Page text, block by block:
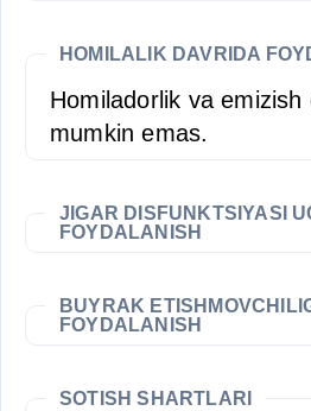
HOMILALIK DAVRIDA
Homiladorlik va emizish
mumkin emas.
JIGAR DISFUNKTSIYASI
FOYDALANISH
BUYRAK
FOYDALANISH
SOTISH SHARTLARI